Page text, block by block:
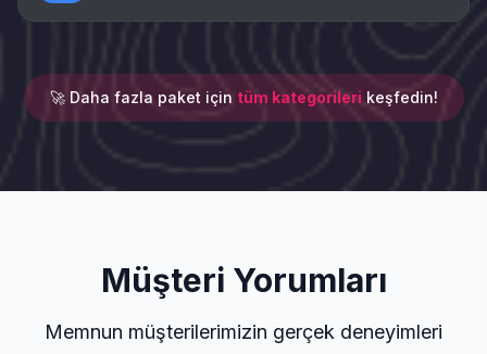
🚀 Daha fazla paket için tüm kategorilerikeşfedin!
Müşteri Yorumları
Memnun müşterilerimizin gerçek deneyimleri